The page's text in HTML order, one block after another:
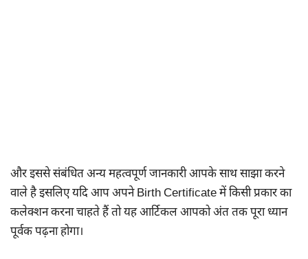
और इससे संबंधित अन्य महत्वपूर्ण जानकारी आपके साथ साझा करने
वाले है इसलिए यदि आप अपने Birth Certificate में किसी प्रकार का
कलेक्शन करना चाहते हैं तो यह आर्टिकल आपको अंत तक पूरा ध्यान
पूर्वक पढ़ना होगा।